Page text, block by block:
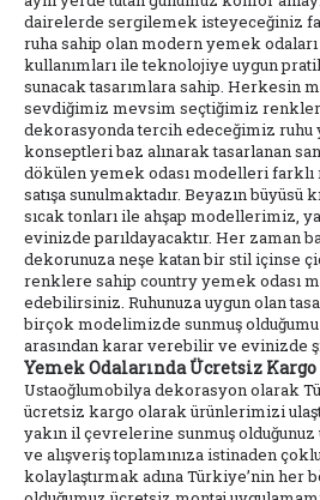
dairelerde sergilemek isteyeceğiniz
ruha sahip olan modern yemek
kullanımları ile teknolojiye uygun
sunacak tasarımlara sahip. Herkesin
sevdiğimiz mevsim seçtiğimiz
dekorasyonda tercih edeceğimiz ruhu
konseptleri baz alınarak tasarlanan
dökülen yemek odası modelleri
satışa sunulmaktadır. Beyazın büyüsü
sıcak tonları ile ahşap modellerimiz,
evinizde parıldayacaktır. Her zaman
dekorunuza neşe katan bir stil içinse
renklere sahip country yemek odası
edebilirsiniz. Ruhunuza uygun olan
birçok modelimizde sunmuş
arasından karar verebilir ve evinizde
Yemek Odalarında Ücretsiz Kargo
Ustaoğlumobilya dekorasyon olarak
ücretsiz kargo olarak ürünlerimizi
yakın il çevrelerine sunmuş
ve alışveriş toplamınıza istinaden
kolaylaştırmak adına Türkiye’nin her